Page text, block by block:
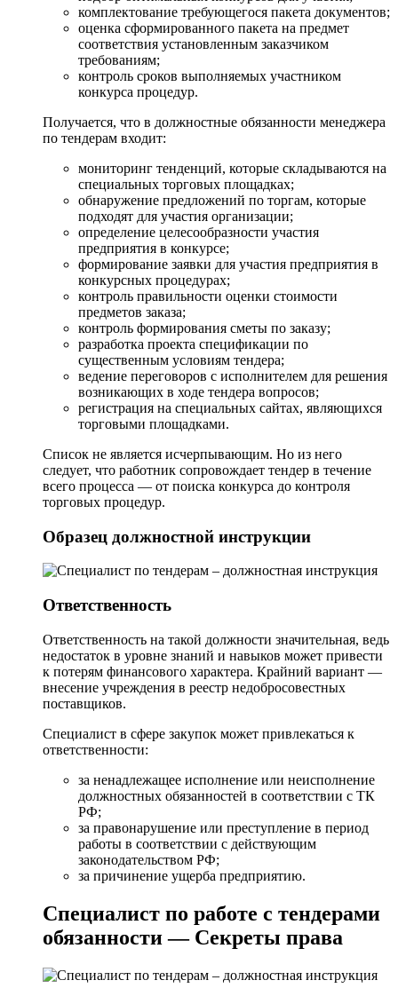
комплектование требующегося пакета документов;
оценка сформированного пакета на предмет
соответствия установленным заказчиком
требованиям;
контроль сроков выполняемых участником
конкурса процедур.
Получается, что в должностные обязанности менеджера
по тендерам входит:
мониторинг тенденций, которые складываются на
специальных торговых площадках;
обнаружение предложений по торгам, которые
подходят для участия организации;
определение целесообразности участия
предприятия в конкурсе;
формирование заявки для участия предприятия в
конкурсных процедурах;
контроль правильности оценки стоимости
предметов заказа;
контроль формирования сметы по заказу;
разработка проекта спецификации по
существенным условиям тендера;
ведение переговоров с исполнителем для решения
возникающих в ходе тендера вопросов;
регистрация на специальных сайтах, являющихся
торговыми площадками.
Список не является исчерпывающим. Но из него
следует, что работник сопровождает тендер в течение
всего процесса — от поиска конкурса до контроля
торговых процедур.
Образец должностной инструкции
Ответственность
Ответственность на такой должности значительная, ведь
недостаток в уровне знаний и навыков может привести
к потерям финансового характера. Крайний вариант —
внесение учреждения в реестр недобросовестных
поставщиков.
Специалист в сфере закупок может привлекаться к
ответственности:
за ненадлежащее исполнение или неисполнение
должностных обязанностей в соответствии с ТК
РФ;
за правонарушение или преступление в период
работы в соответствии с действующим
законодательством РФ;
за причинение ущерба предприятию.
Специалист по работе с тендерами
обязанности — Секреты права